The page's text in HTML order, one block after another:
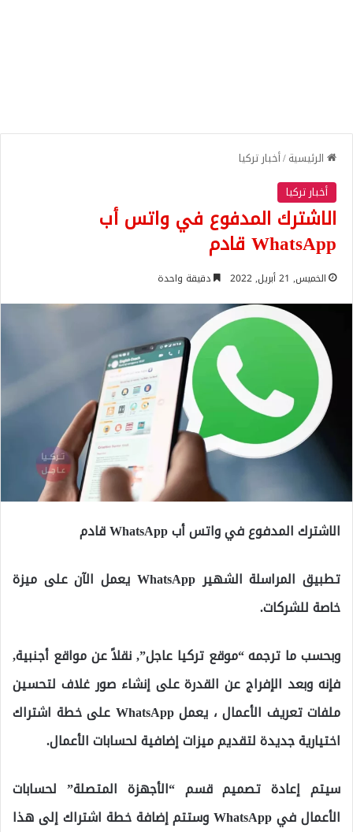
الرئيسية/أخبار تركيا
أخبار تركيا
الاشترك المدفوع في واتس أب
WhatsApp قادم
الخميس, 21 أبريل, 2022 دقيقة واحدة
الاشترك المدفوع في واتس أب WhatsApp قادم
تطبيق المراسلة الشهير WhatsApp يعمل الآن على ميزة
خاصة للشركات.
وبحسب ما ترجمه “موقع تركيا عاجل”, نقلاً عن مواقع أجنبية,
فإنه وبعد الإفراج عن القدرة على إنشاء صور غلاف لتحسين
ملفات تعريف الأعمال ، يعمل WhatsApp على خطة اشتراك
اختيارية جديدة لتقديم ميزات إضافية لحسابات الأعمال.
سيتم إعادة تصميم قسم “الأجهزة المتصلة” لحسابات
الأعمال في WhatsApp وستتم إضافة خطة اشتراك إلى هذا